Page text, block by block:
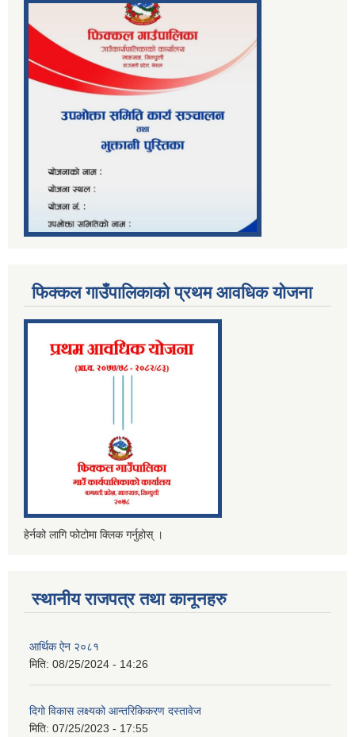
फिक्कल गाउँपालिकाको प्रथम आवधिक योजना
हेर्नको लागि फोटोमा क्लिक गर्नुहोस् ।
स्थानीय राजपत्र तथा कानूनहरु
आर्थिक ऐन २०८१
मिति: 08/25/2024 - 14:26
दिगो विकास लक्ष्यको आन्तरिकिकरण दस्तावेज
मिति: 07/25/2023 - 17:55